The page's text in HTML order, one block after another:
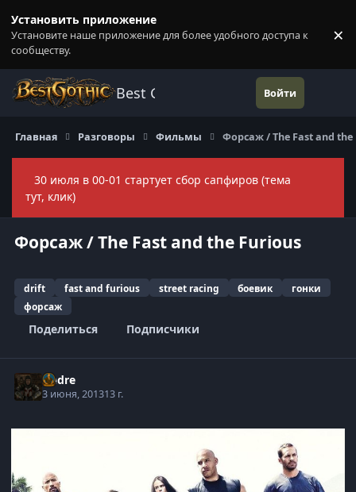
Установить приложение
Установите наше приложение для более удобного доступа к
сообществу.
×
Best Gothic Forums Войти
Главная Разговоры Фильмы Форсаж / The Fast and the
30 июля в 00-01 стартует сбор сапфиров (тема
тут, клик)
Форсаж / The Fast and the Furious
drift fast and furious street racing боевик
гонки
форсаж
Поделиться Подписчики
Andre
3 июня, 201313 г.